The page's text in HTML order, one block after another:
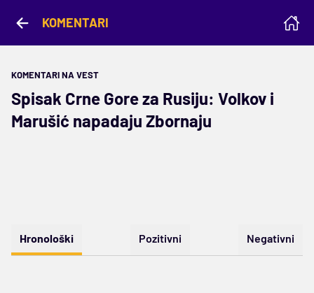
KOMENTARI
KOMENTARI NA VEST
Spisak Crne Gore za Rusiju: Volkov i
Marušić napadaju Zbornaju
Hronološki Pozitivni Negativni